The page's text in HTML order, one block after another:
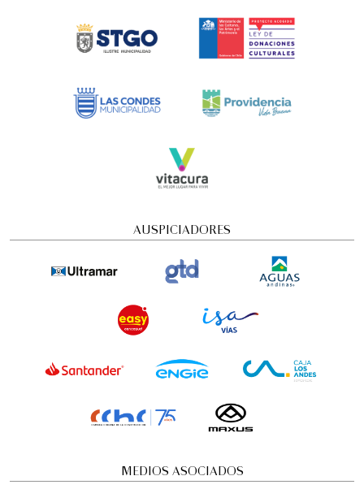
AUSPICIADORES
MEDIOS ASOCIADOS